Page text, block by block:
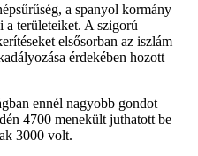
a spanyol kormány
a területeiket. A szigorú
elsősorban az iszlám
érdekében hozott
ennél nagyobb gondot
4700 menekült juthatott be
3000 volt.